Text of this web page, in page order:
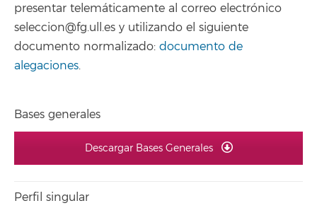
presentar telemáticamente al correo electrónico
seleccion@fg.ull.es y utilizando el siguiente
documento normalizado: documento de
alegaciones.
Bases generales
Descargar Bases Generales
Perfil singular